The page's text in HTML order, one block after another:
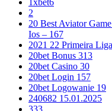
2
20 Best Aviator
Ios – 167
2021 22 Primeira
20bet Bonus 313
20bet Casino 30
20bet Login 157
20bet Logowanie 19
240682 15.01.2025
333